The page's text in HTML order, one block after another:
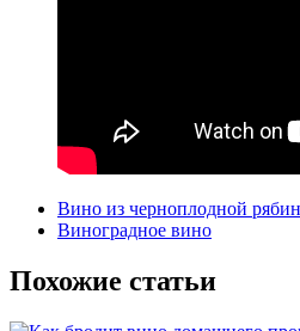
Вино из черноплодной
Виноградное вино
Похожие статьи